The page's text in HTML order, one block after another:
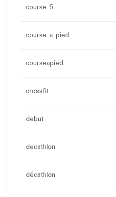
course 5
course a pied
courseapied
crossfit
debut
decathlon
décathlon